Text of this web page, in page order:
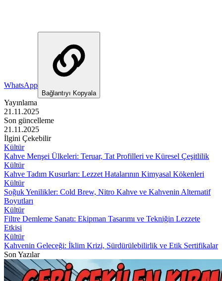
WhatsApp
Bağlantıyı Kopyala
Yayınlama
21.11.2025
Son güncelleme
21.11.2025
İlgini Çekebilir
Kültür
Kahve Menşei Ülkeleri: Teruar, Tat Profilleri ve Küresel Çeşitlilik
Kültür
Kahve Tadım Kusurları: Lezzet Hatalarının Kimyasal Kökenleri
Kültür
Soğuk Yenilikler: Cold Brew, Nitro Kahve ve Kahvenin Alternatif
Boyutları
Kültür
Filtre Demleme Sanatı: Ekipman Tasarımı ve Tekniğin Lezzete
Etkisi
Kültür
Kahvenin Geleceği: İklim Krizi, Sürdürülebilirlik ve Etik Sertifikalar
Son Yazılar